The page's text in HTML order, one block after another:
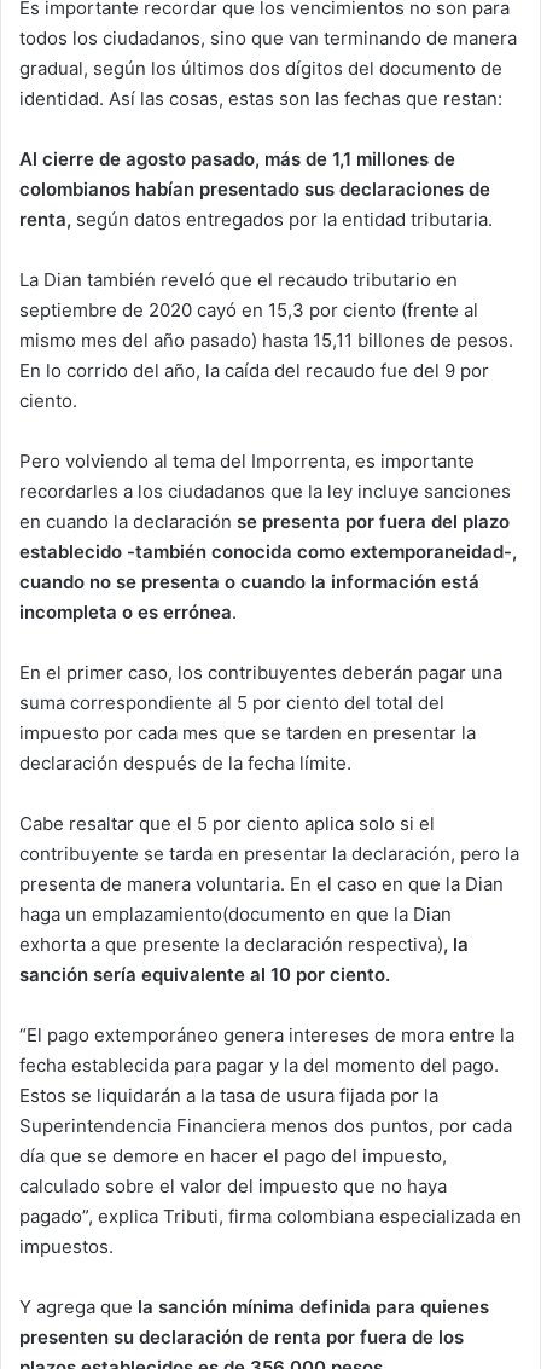
Es importante recordar que los vencimientos no son para
todos los ciudadanos, sino que van terminando de manera
gradual, según los últimos dos dígitos del documento de
identidad. Así las cosas, estas son las fechas que restan:
Al cierre de agosto pasado, más de 1,1 millones de
colombianos habían presentado sus declaraciones de
renta, según datos entregados por la entidad tributaria.
La Dian también reveló que el recaudo tributario en
septiembre de 2020 cayó en 15,3 por ciento (frente al
mismo mes del año pasado) hasta 15,11 billones de pesos.
En lo corrido del año, la caída del recaudo fue del 9 por
ciento.
Pero volviendo al tema del Imporrenta, es importante
recordarles a los ciudadanos que la ley incluye sanciones
en cuando la declaración se presenta por fuera del plazo
establecido -también conocida como extemporaneidad-,
cuando no se presenta o cuando la información está
incompleta o es errónea.
En el primer caso, los contribuyentes deberán pagar una
suma correspondiente al 5 por ciento del total del
impuesto por cada mes que se tarden en presentar la
declaración después de la fecha límite.
Cabe resaltar que el 5 por ciento aplica solo si el
contribuyente se tarda en presentar la declaración, pero la
presenta de manera voluntaria. En el caso en que la Dian
haga un emplazamiento(documento en que la Dian
exhorta a que presente la declaración respectiva), la
sanción sería equivalente al 10 por ciento.
“El pago extemporáneo genera intereses de mora entre la
fecha establecida para pagar y la del momento del pago.
Estos se liquidarán a la tasa de usura fijada por la
Superintendencia Financiera menos dos puntos, por cada
día que se demore en hacer el pago del impuesto,
calculado sobre el valor del impuesto que no haya
pagado”, explica Tributi, firma colombiana especializada en
impuestos.
Y agrega que la sanción mínima definida para quienes
presenten su declaración de renta por fuera de los